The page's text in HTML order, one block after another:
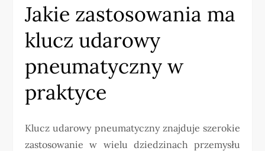
Jakie zastosowania ma
klucz udarowy
pneumatyczny w
praktyce
Klucz udarowy pneumatyczny znajduje szerokie
zastosowanie w wielu dziedzinach przemysłu